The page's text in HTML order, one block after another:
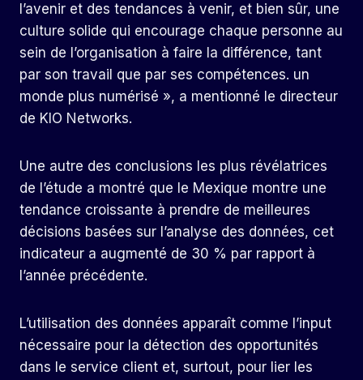
l’avenir et des tendances à venir, et bien sûr, une
culture solide qui encourage chaque personne au
sein de l’organisation à faire la différence, tant
par son travail que par ses compétences. un
monde plus numérisé », a mentionné le directeur
de KIO Networks.
Une autre des conclusions les plus révélatrices
de l’étude a montré que le Mexique montre une
tendance croissante à prendre de meilleures
décisions basées sur l’analyse des données, cet
indicateur a augmenté de 30 % par rapport à
l’année précédente.
L’utilisation des données apparaît comme l’input
nécessaire pour la détection des opportunités
dans le service client et, surtout, pour lier les